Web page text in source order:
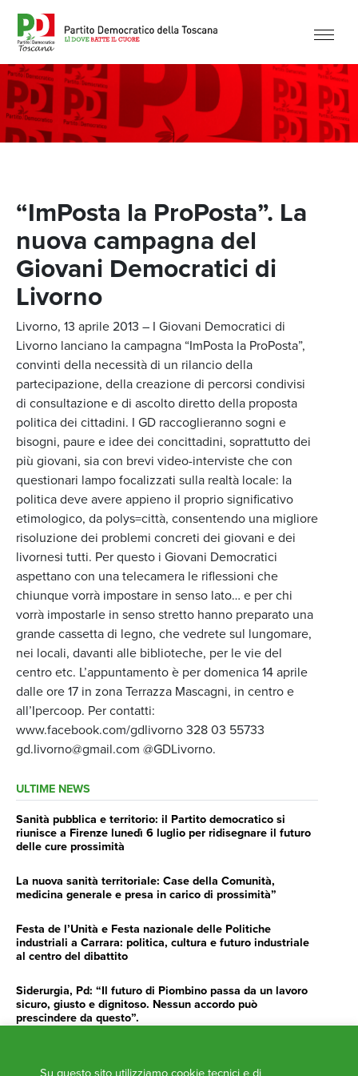
“ImPosta la ProPosta”. La
nuova campagna del
Giovani Democratici di
Livorno
Livorno, 13 aprile 2013 – I Giovani Democratici di
Livorno lanciano la campagna “ImPosta la ProPosta”,
convinti della necessità di un rilancio della
partecipazione, della creazione di percorsi condivisi
di consultazione e di ascolto diretto della proposta
politica dei cittadini. I GD raccoglieranno sogni e
bisogni, paure e idee dei concittadini, soprattutto dei
più giovani, sia con brevi video-interviste che con
questionari lampo focalizzati sulla realtà locale: la
politica deve avere appieno il proprio significativo
etimologico, da polys=città, consentendo una migliore
risoluzione dei problemi concreti dei giovani e dei
livornesi tutti. Per questo i Giovani Democratici
aspettano con una telecamera le riflessioni che
chiunque vorrà impostare in senso lato… e per chi
vorrà impostarle in senso stretto hanno preparato una
grande cassetta di legno, che vedrete sul lungomare,
nei locali, davanti alle biblioteche, per le vie del
centro etc. L’appuntamento è per domenica 14 aprile
dalle ore 17 in zona Terrazza Mascagni, in centro e
all’Ipercoop. Per contatti:
www.facebook.com/gdlivorno 328 03 55733
gd.livorno@gmail.com @GDLivorno.
ULTIME NEWS
Sanità pubblica e territorio: il Partito democratico si
riunisce a Firenze lunedì 6 luglio per ridisegnare il futuro
delle cure prossimità
La nuova sanità territoriale: Case della Comunità,
medicina generale e presa in carico di prossimità”
Festa de l’Unità e Festa nazionale delle Politiche
industriali a Carrara: politica, cultura e futuro industriale
al centro del dibattito
Siderurgia, Pd: “Il futuro di Piombino passa da un lavoro
sicuro, giusto e dignitoso. Nessun accordo può
prescindere da questo”.
impegno e determinazione delle istituzioni”